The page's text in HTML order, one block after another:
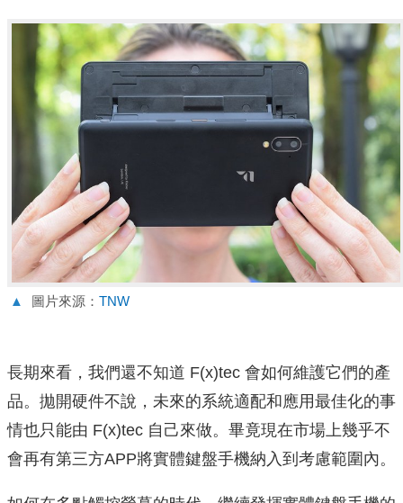
▲ 圖片來源： TNW
長期來看，我們還不知道 F(x)tec 會如何維護它們的產
品。拋開硬件不說，未來的系統適配和應用最佳化的事
情也只能由 F(x)tec 自己來做。畢竟現在市場上幾乎不
會再有第三方APP將實體鍵盤手機納入到考慮範圍內。